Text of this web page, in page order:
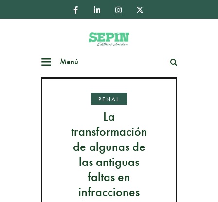
Menú
PENAL
La
transformación
de algunas de
las antiguas
faltas en
infracciones